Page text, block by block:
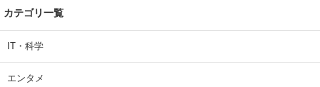
カテゴリ一覧
IT・科学
エンタメ